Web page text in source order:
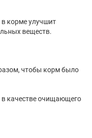
корме улучшит
веществ.
чтобы корм было
качестве очищающего